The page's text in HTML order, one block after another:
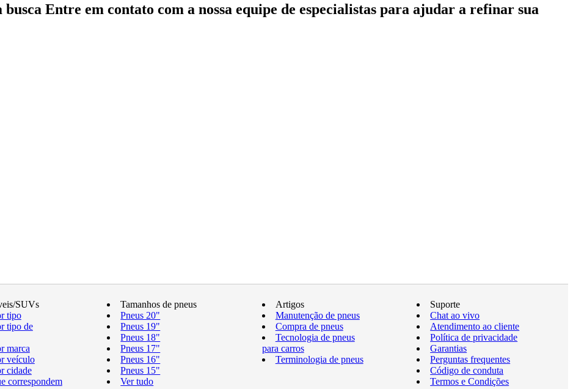
Entre em contato com a nossa equipe de especialistas para ajudar a refinar sua
SUVs
tipo
tipo de
marca
veículo
cidade
correspondem
Tamanhos de pneus
Pneus 20"
Pneus 19"
Pneus 18"
Pneus 17"
Pneus 16"
Pneus 15"
Ver tudo
Artigos
Manutenção de pneus
Compra de pneus
Tecnologia de pneus
para carros
Terminologia de pneus
Suporte
Chat ao vivo
Atendimento ao cliente
Política de privacidade
Garantias
Perguntas frequentes
Código de conduta
Termos e Condições